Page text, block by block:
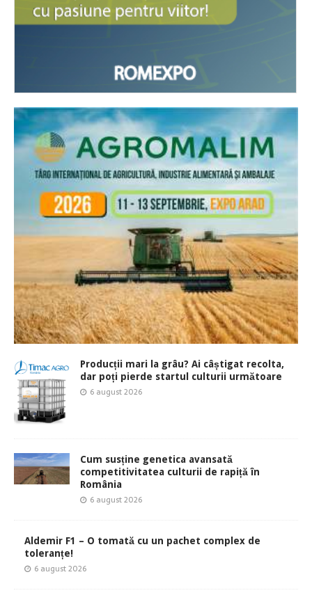
Producții mari la grâu? Ai câștigat recolta,
dar poți pierde startul culturii următoare
6 august 2026
Cum susține genetica avansată
competitivitatea culturii de rapiță în
România
6 august 2026
Aldemir F1 – O tomată cu un pachet complex de
toleranțe!
6 august 2026